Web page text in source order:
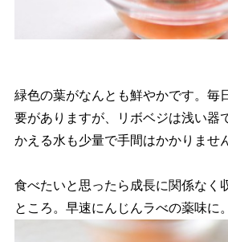
緑色の葉がなんとも鮮やかです。毎
要がありますが、リボベジは浅い器
かえる水も少量で手間はかかりませ
食べたいと思ったら成長に関係なく
ところ。早速にんじんラべの薬味に。